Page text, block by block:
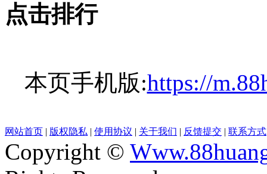
点击排行
本页手机版:https://
网站首页 | 版权隐私 | 使用协议 | 关于我们 | 反馈提交 | 联系方式
Copyright ©